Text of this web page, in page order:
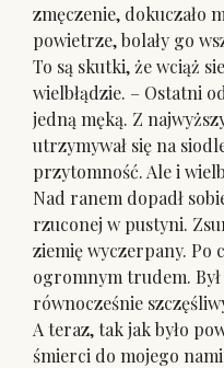
zmęczenie, dokuczało
powietrze, bolały go
To są skutki, że wciąż
wielbłądzie. – Ostatni
jedną męką. Z
utrzymywał się na
przytomność. Ale i
Nad ranem dopadł
rzuconej w pustyni.
ziemię wyczerpany. Po
ogromnym trudem.
równocześnie
A teraz, tak jak było
śmierci do mojego